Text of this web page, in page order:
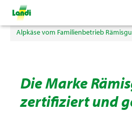
Produkte von Familie Schenk
Alpkäse vom Familienbetrieb
Die Marke
zertifiziert und